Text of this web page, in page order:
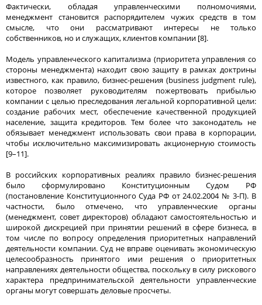
Фактически, обладая управленческими полномочиями,
менеджмент становится распорядителем чужих средств в том
смысле, что они рассматривают интересы не только
собственников, но и служащих, клиентов компании [8].
Модель управленческого капитализма (приоритета управления со
стороны менеджмента) находит свою защиту в рамках доктрины
известного, как правило, бизнес-решения (business judgment rule),
которое позволяет руководителям пожертвовать прибылью
компании с целью преследования легальной корпоративной цели:
создание рабочих мест, обеспечение качественной продукцией
население, защита кредиторов. Тем более что законодатель не
обязывает менеджмент использовать свои права в корпорации,
чтобы исключительно максимизировать акционерную стоимость
[9–11].
В российских корпоративных реалиях правило бизнес-решения
было сформулировано Конституционным Судом РФ
(постановление Конституционного Суда РФ от 24.02.2004 № 3-П). В
частности, было отмечено, что управленческие органы
(менеджмент, совет директоров) обладают самостоятельностью и
широкой дискрецией при принятии решений в сфере бизнеса, в
том числе по вопросу определения приоритетных направлений
деятельности компании. Суд не вправе оценивать экономическую
целесообразность принятого ими решения о приоритетных
направлениях деятельности общества, поскольку в силу рискового
характера предпринимательской деятельности управленческие
органы могут совершать деловые просчеты.